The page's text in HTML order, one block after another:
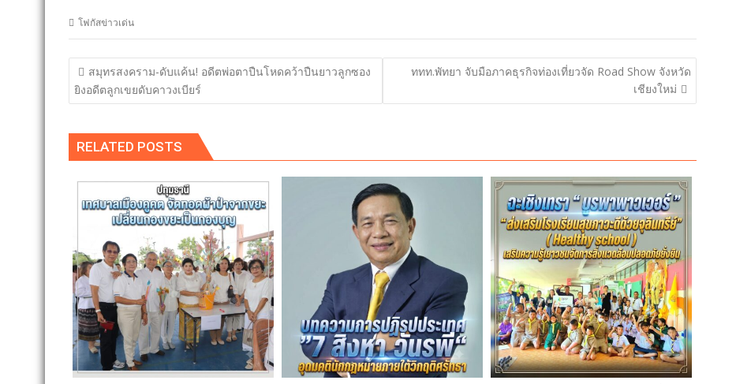
โฟกัสข่าวเด่น
แนะแนว
เรื่อง
สมุทรสงคราม-ดับแค้น! อดีตพ่อตาปืนโหดคว้าปืนยาวลูกซอง
ยิงอดีตลูกเขยดับคาวงเบียร์
ททท.พัทยา จับมือภาคธุรกิจท่องเที่ยวจัด Road Show จังหวัด
เชียงใหม่
RELATED POSTS